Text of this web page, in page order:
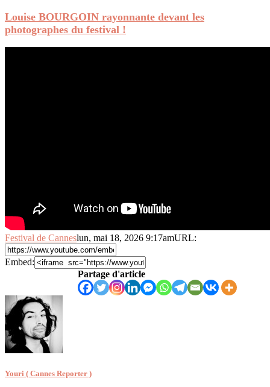
Louise BOURGOIN rayonnante devant les
photographes du festival !
Festival de Canneslun, mai 18, 2026 9:17amURL:
Embed:
Partage d'article
Youri ( Cannes Reporter )